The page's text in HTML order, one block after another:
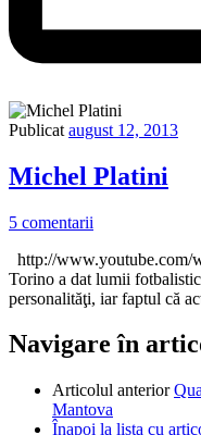
Publicat august 12, 2013
Michel Platini
5 comentarii
http://www.youtube.com/
Torino a dat lumii
personalităţi, iar faptul că
Navigare în
Articolul anterior
Mantova
Înapoi la lista cu